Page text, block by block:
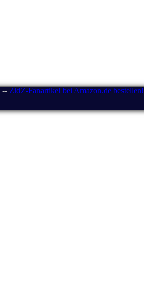
-- ZidZ-Fanartikel bei Amazon.de bestellen!